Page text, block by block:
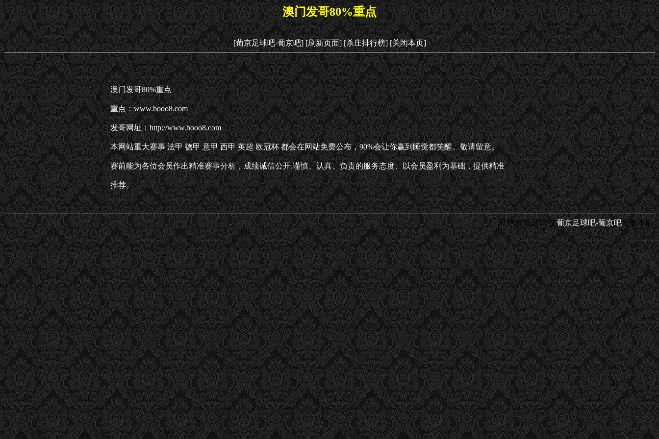
澳门发哥80%重点
[葡京足球吧-葡京吧] [刷新页面] [杀庄排行榜] [关闭本页]
澳门发哥80%重点
重点：www.booo8.com
发哥网址：http://www.booo8.com
本网站重大赛事 法甲 德甲 意甲 西甲 英超 欧冠杯 都会在网站免费公布，90%会让你赢到睡觉都笑醒。敬请留意。
赛前能为各位会员作出精准赛事分析，成绩诚信公开.谨慎、认真、负责的服务态度、以会员盈利为基础，提供精准
推荐。
用户:发哥足球在葡京足球吧-葡京吧发表本贴.